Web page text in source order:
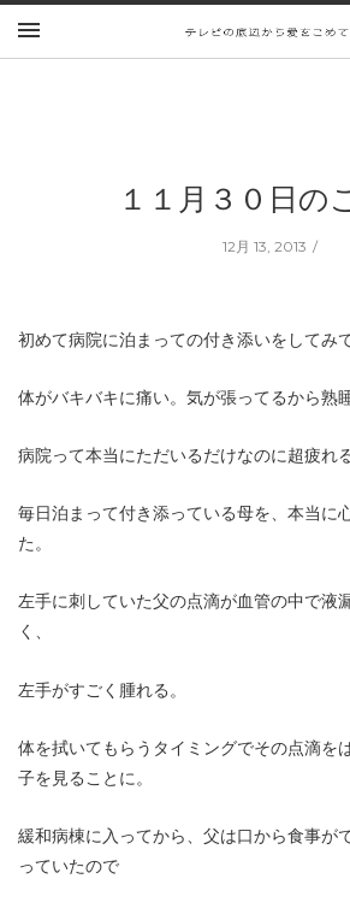
１１月３０日の
12月 13, 2013
初めて病院に泊まっての付き添いをしてみて
体がバキバキに痛い。気が張ってるから熟
病院って本当にただいるだけなのに超疲れ
毎日泊まって付き添っている母を、本当に
た。
左手に刺していた父の点滴が血管の中で液
く、
左手がすごく腫れる。
体を拭いてもらうタイミングでその点滴を
子を見ることに。
緩和病棟に入ってから、父は口から食事が
っていたので